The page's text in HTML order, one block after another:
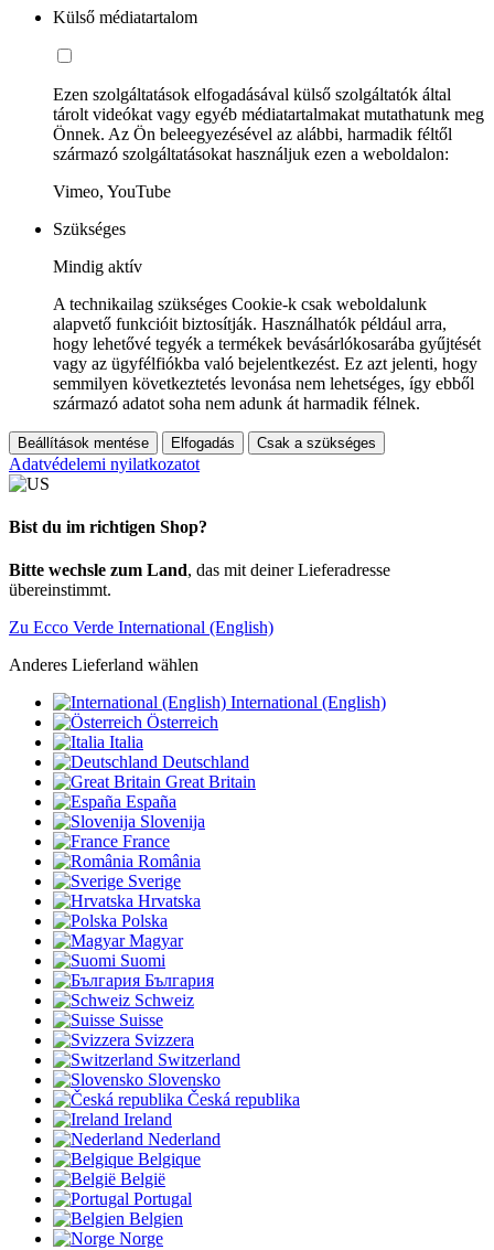
Külső médiatartalom
Ezen szolgáltatások elfogadásával külső szolgáltatók által
tárolt videókat vagy egyéb médiatartalmakat mutathatunk meg
Önnek. Az Ön beleegyezésével az alábbi, harmadik féltől
származó szolgáltatásokat használjuk ezen a weboldalon:
Vimeo, YouTube
Szükséges
Mindig aktív
A technikailag szükséges Cookie-k csak weboldalunk
alapvető funkcióit biztosítják. Használhatók például arra,
hogy lehetővé tegyék a termékek bevásárlókosarába gyűjtését
vagy az ügyfélfiókba való bejelentkezést. Ez azt jelenti, hogy
semmilyen következtetés levonása nem lehetséges, így ebből
származó adatot soha nem adunk át harmadik félnek.
Beállítások mentése Elfogadás Csak a szükséges
Adatvédelemi nyilatkozatot
Bist du im richtigen Shop?
Bitte wechsle zum Land, das mit deiner Lieferadresse
übereinstimmt.
Zu Ecco Verde International (English)
Anderes Lieferland wählen
International (English)
Österreich
Italia
Deutschland
Great Britain
España
Slovenija
France
România
Sverige
Hrvatska
Polska
Magyar
Suomi
България
Schweiz
Suisse
Svizzera
Switzerland
Slovensko
Česká republika
Ireland
Nederland
Belgique
België
Portugal
Belgien
Norge